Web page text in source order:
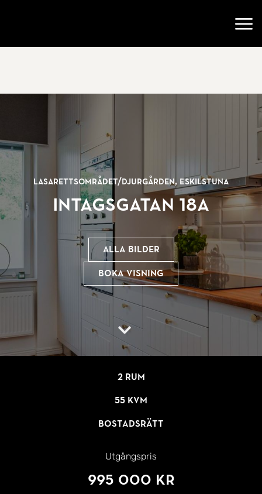
Lasarettsområdet/Djurgården, Eskilstuna
Intagsgatan 18A
Alla bilder
Boka visning
2 rum
55 kvm
Bostadsrätt
Utgångspris
995 000 kr